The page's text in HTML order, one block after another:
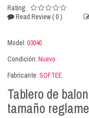
Rating
Read Review( 0 )
Model: 03040
Condición: Nuevo
Fabricante: SOFTEE
Tablero de
tamaño